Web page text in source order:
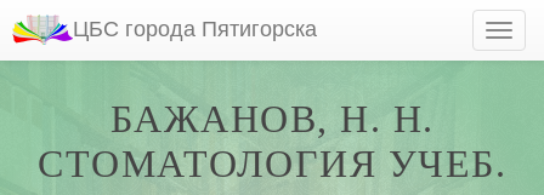
ЦБС города Пятигорска
БАЖАНОВ, Н. Н.
СТОМАТОЛОГИЯ УЧЕБ.